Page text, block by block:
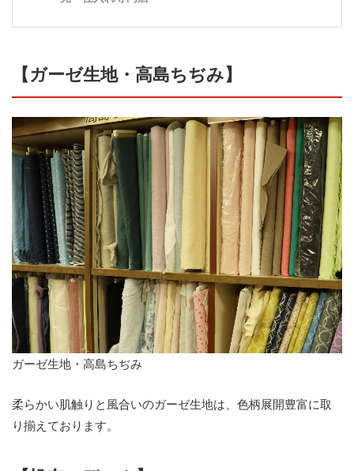
【ガーゼ生地・高島ちぢみ】
ガーゼ生地・高島ちぢみ
柔らかい肌触りと風合いのガーゼ生地は、色柄展開豊富に取
り揃えております。